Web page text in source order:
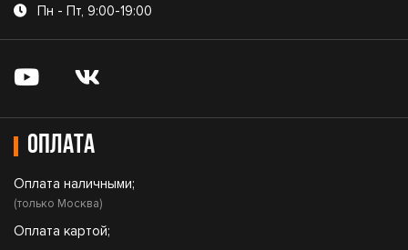
Пн - Пт, 9:00-19:00
Оплата
Оплата наличными;
(только Москва)
Оплата картой;